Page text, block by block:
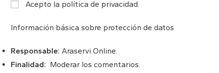
electrónico
comentar
de
(opcional)
Acepto la política de privacidad.
Información básica sobre protección de datos
Responsable: Araservi Online.
Finalidad: Moderar los comentarios.